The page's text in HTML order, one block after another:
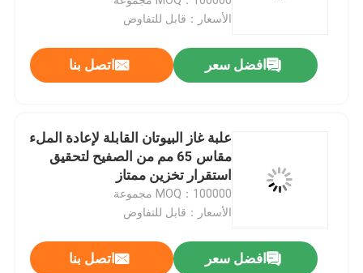
صمام الرذاذ لتنظيف الرغوة
كيس الهباء على الصمام
غطاء رذاذ الهباء الجوي
فوهة رذاذ الهباء الجوي
صمام رش واقي من الشمس
الأسعار：قابل للتفاوض
افضل سعر اتصل بنا
علبة غاز البيوتان القابلة لإعادة الملء
مقاس 65 مم من الصفيح لتحقيق
استقرار تخزين ممتاز
MOQ：100000 مجموعة
الأسعار：قابل للتفاوض
افضل سعر اتصل بنا